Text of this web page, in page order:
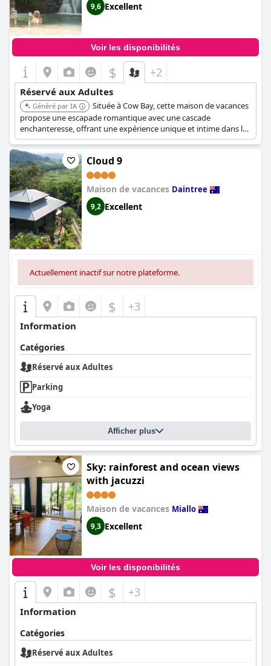
9,6 Excellent
Voir les disponibilités
$ +2
Réservé aux Adultes
Généré par IA
Située à Cow Bay, cette maison de vacances
propose une escapade romantique avec une cascade
enchanteresse, offrant une expérience unique et intime dans la
forêt tropicale de Daintree.
Cloud 9
Maison de vacances Daintree
9,2 Excellent
Actuellement inactif sur notre plateforme.
$ +3
Information
Catégories
Réservé aux Adultes
Parking
Yoga
Afficher plus
Sky: rainforest and ocean views
with jacuzzi
Maison de vacances Miallo
9,3 Excellent
Voir les disponibilités
$ +3
Information
Catégories
Réservé aux Adultes